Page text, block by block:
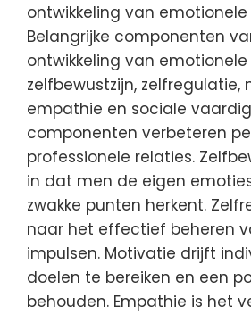
ontwikkeling van
Belangrijke componenten
ontwikkeling van
zelfbewustzijn, zelfregulatie,
empathie en sociale
componenten verbeteren
professionele relaties.
in dat men de eigen
zwakke punten herkent.
naar het effectief beheren
impulsen. Motivatie drijft
doelen te bereiken en een
behouden. Empathie is het